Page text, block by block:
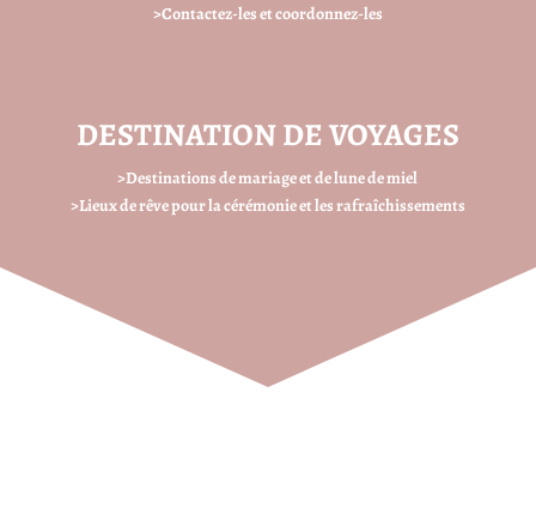
>Contactez-les et coordonnez-les
DESTINATION DE VOYAGES
>Destinations de mariage et de lune de miel
>Lieux de rêve pour la cérémonie et les rafraîchissements